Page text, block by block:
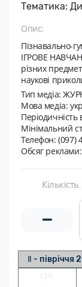
Тематика:
Опис:
Пізнавально-
ІГРОВЕ
різних
наукові
Тип медіа:
Мова медіа:
Періодичність
Мінімальний
Телефон: (097)
Обсяг
Ⅱ - півріччя